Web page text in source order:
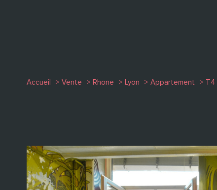
Accueil Vente Rhone Lyon Appartement T4